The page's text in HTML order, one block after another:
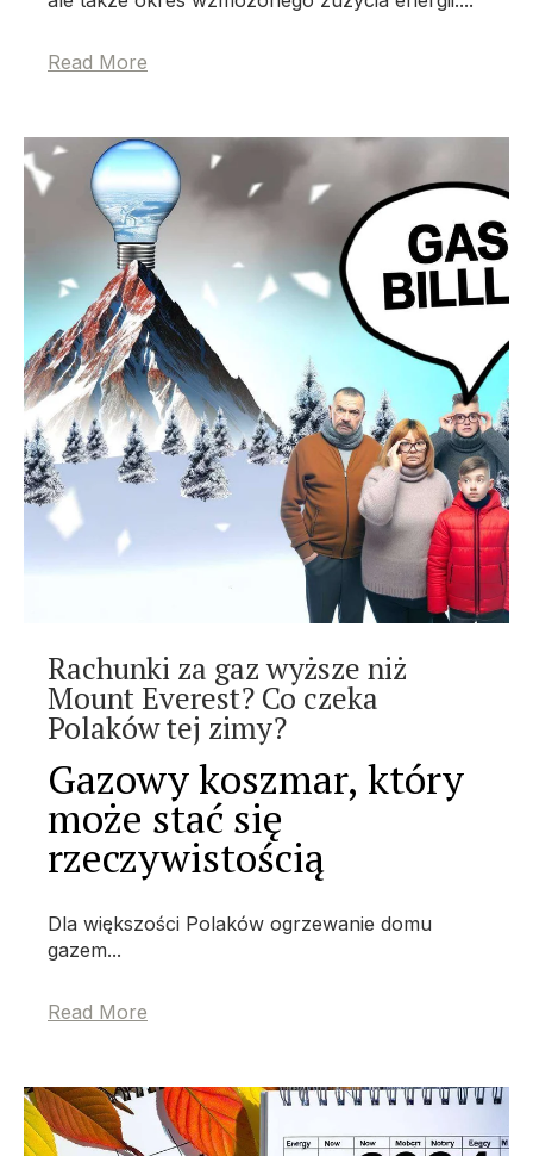
Read More
Rachunki za gaz wyższe niż
Mount Everest? Co czeka
Polaków tej zimy?
Gazowy koszmar, który
może stać się
rzeczywistością
Dla większości Polaków ogrzewanie domu
gazem...
Read More